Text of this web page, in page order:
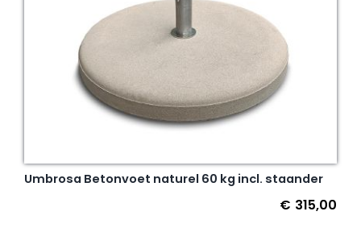
Umbrosa Betonvoet naturel 60 kg incl. staander
€ 315,00